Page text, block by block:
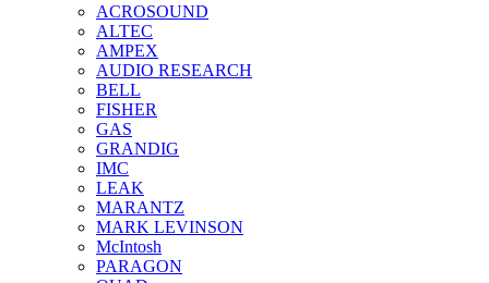
ACROSOUND
ALTEC
AMPEX
AUDIO RESEARCH
BELL
FISHER
GAS
GRANDIG
IMC
LEAK
MARANTZ
MARK LEVINSON
McIntosh
PARAGON